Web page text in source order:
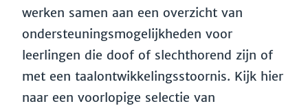
werken samen aan een overzicht van
ondersteuningsmogelijkheden voor
leerlingen die doof of slechthorend zijn of
met een taalontwikkelingsstoornis. Kijk hier
naar een voorlopige selectie van